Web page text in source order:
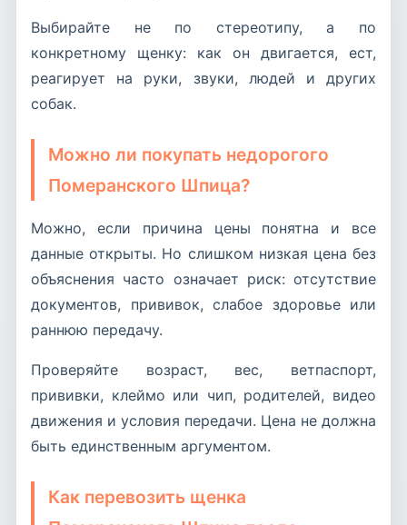
Выбирайте не по стереотипу, а по
конкретному щенку: как он двигается, ест,
реагирует на руки, звуки, людей и других
собак.
Можно ли покупать недорогого
Померанского Шпица?
Можно, если причина цены понятна и все
данные открыты. Но слишком низкая цена без
объяснения часто означает риск: отсутствие
документов, прививок, слабое здоровье или
раннюю передачу.
Проверяйте возраст, вес, ветпаспорт,
прививки, клеймо или чип, родителей, видео
движения и условия передачи. Цена не должна
быть единственным аргументом.
Как перевозить щенка